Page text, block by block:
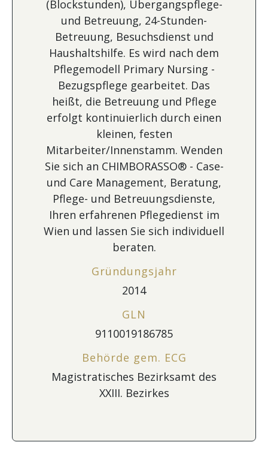
(Blockstunden), Übergangspflege-
und Betreuung, 24-Stunden-
Betreuung, Besuchsdienst und
Haushaltshilfe. Es wird nach dem
Pflegemodell Primary Nursing -
Bezugspflege gearbeitet. Das
heißt, die Betreuung und Pflege
erfolgt kontinuierlich durch einen
kleinen, festen
Mitarbeiter/Innenstamm. Wenden
Sie sich an CHIMBORASSO® - Case-
und Care Management, Beratung,
Pflege- und Betreuungsdienste,
Ihren erfahrenen Pflegedienst im
Wien und lassen Sie sich individuell
beraten.
Gründungsjahr
2014
GLN
9110019186785
Behörde gem. ECG
Magistratisches Bezirksamt des
XXIII. Bezirkes